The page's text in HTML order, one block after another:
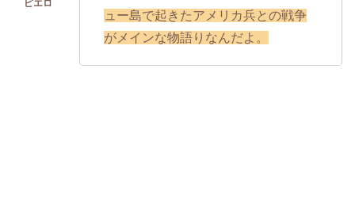
ュー島で起きたアメリカ兵との戦争
がメインな物語りなんだよ。